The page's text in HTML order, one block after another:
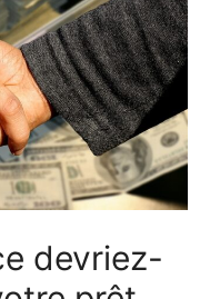
devriez-